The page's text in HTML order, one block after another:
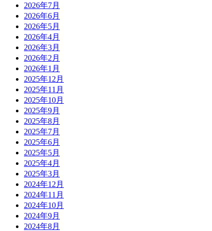
2026年7月
2026年6月
2026年5月
2026年4月
2026年3月
2026年2月
2026年1月
2025年12月
2025年11月
2025年10月
2025年9月
2025年8月
2025年7月
2025年6月
2025年5月
2025年4月
2025年3月
2024年12月
2024年11月
2024年10月
2024年9月
2024年8月